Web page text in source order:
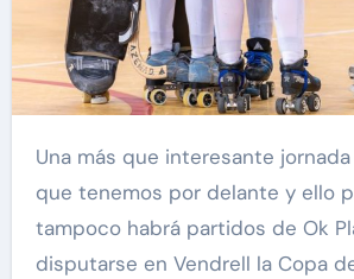
Una más que interesante jornada de hockey la
que tenemos por delante y ello
tampoco habrá partidos de Ok
disputarse en Vendrell la Copa